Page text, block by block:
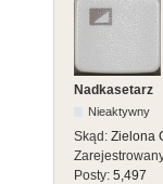
Nadkasetarz
Nieaktywny
Skąd: Zielona
Posty: 5,497